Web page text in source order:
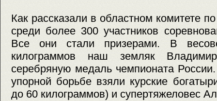
Как рассказали в областном комитете
среди более 300 участников
Все они стали призерами. В
килограммов наш земляк
серебряную медаль чемпионата
упорной борьбе взяли курские
до 60 килограммов) и супертяжеловес